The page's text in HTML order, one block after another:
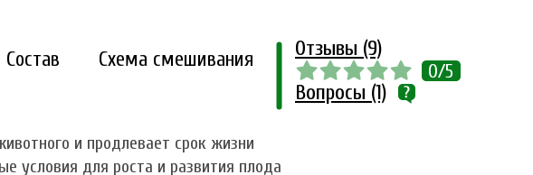
Состав
Схема смешивания
Отзывы (9)
0/5
Вопросы (1)
и продлевает срок жизни
условия для роста и развития плода